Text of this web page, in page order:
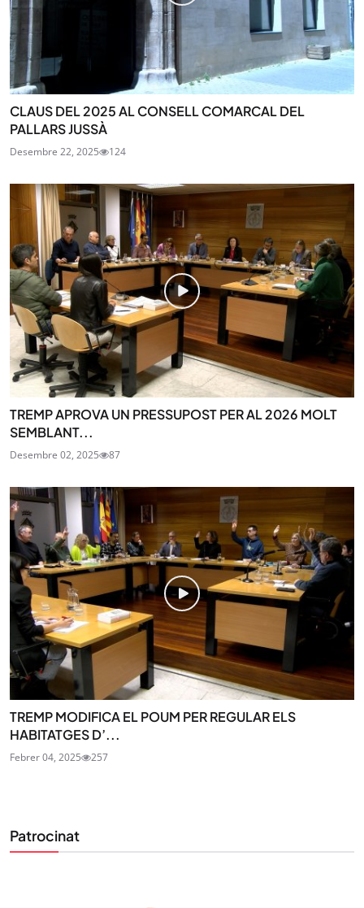
CLAUS DEL 2025 AL CONSELL COMARCAL DEL
PALLARS JUSSÀ
Desembre 22, 2025 124
TREMP APROVA UN PRESSUPOST PER AL 2026 MOLT
SEMBLANT...
Desembre 02, 2025 87
TREMP MODIFICA EL POUM PER REGULAR ELS
HABITATGES D’...
Febrer 04, 2025 257
Patrocinat